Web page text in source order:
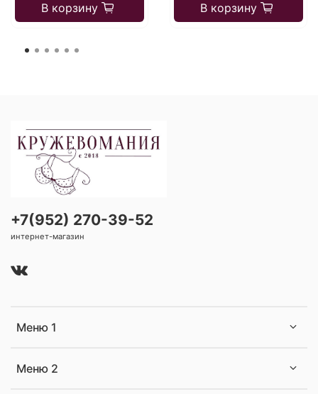
В корзину В корзину
Меню 1
Меню 2
+7(952) 270-39-52
интернет-магазин